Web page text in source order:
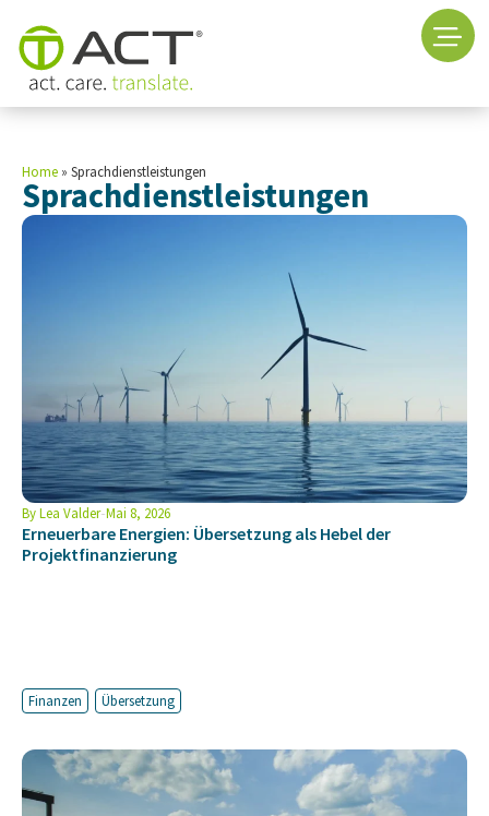
Home » Sprachdienstleistungen
Sprachdienstleistungen
ByLea Valder Mai 8, 2026
Erneuerbare Energien: Übersetzung als Hebel der
Projektfinanzierung
Finanzen Übersetzung